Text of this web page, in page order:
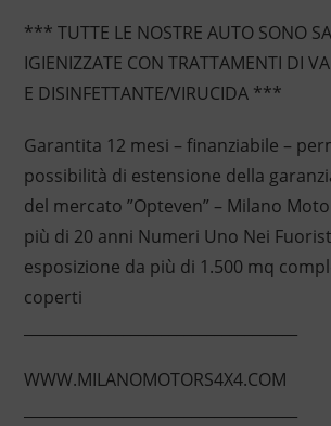
*** TUTTE LE NOSTRE AUTO SONO
IGIENIZZATE CON TRATTAMENTI DI
E DISINFETTANTE/VIRUCIDA ***
Garantita 12 mesi – finanziabile –
possibilità di estensione della
del mercato ”Opteven” – Milano
più di 20 anni Numeri Uno Nei
esposizione da più di 1.500 mq
coperti
WWW.MILANOMOTORS4X4.COM